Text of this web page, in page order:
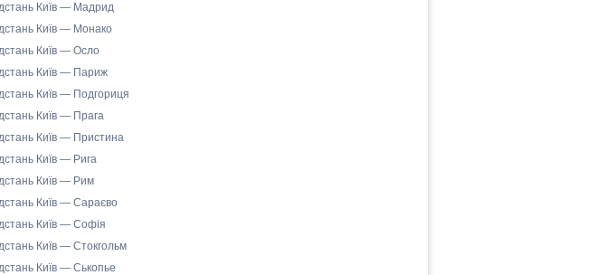
Київ — Мадрид
Київ — Монако
Київ — Осло
Київ — Париж
Київ — Подгориця
Київ — Прага
Київ — Пристина
Київ — Рига
Київ — Рим
Київ — Сараєво
Київ — Софія
Київ — Стокгольм
Київ — Ськопье